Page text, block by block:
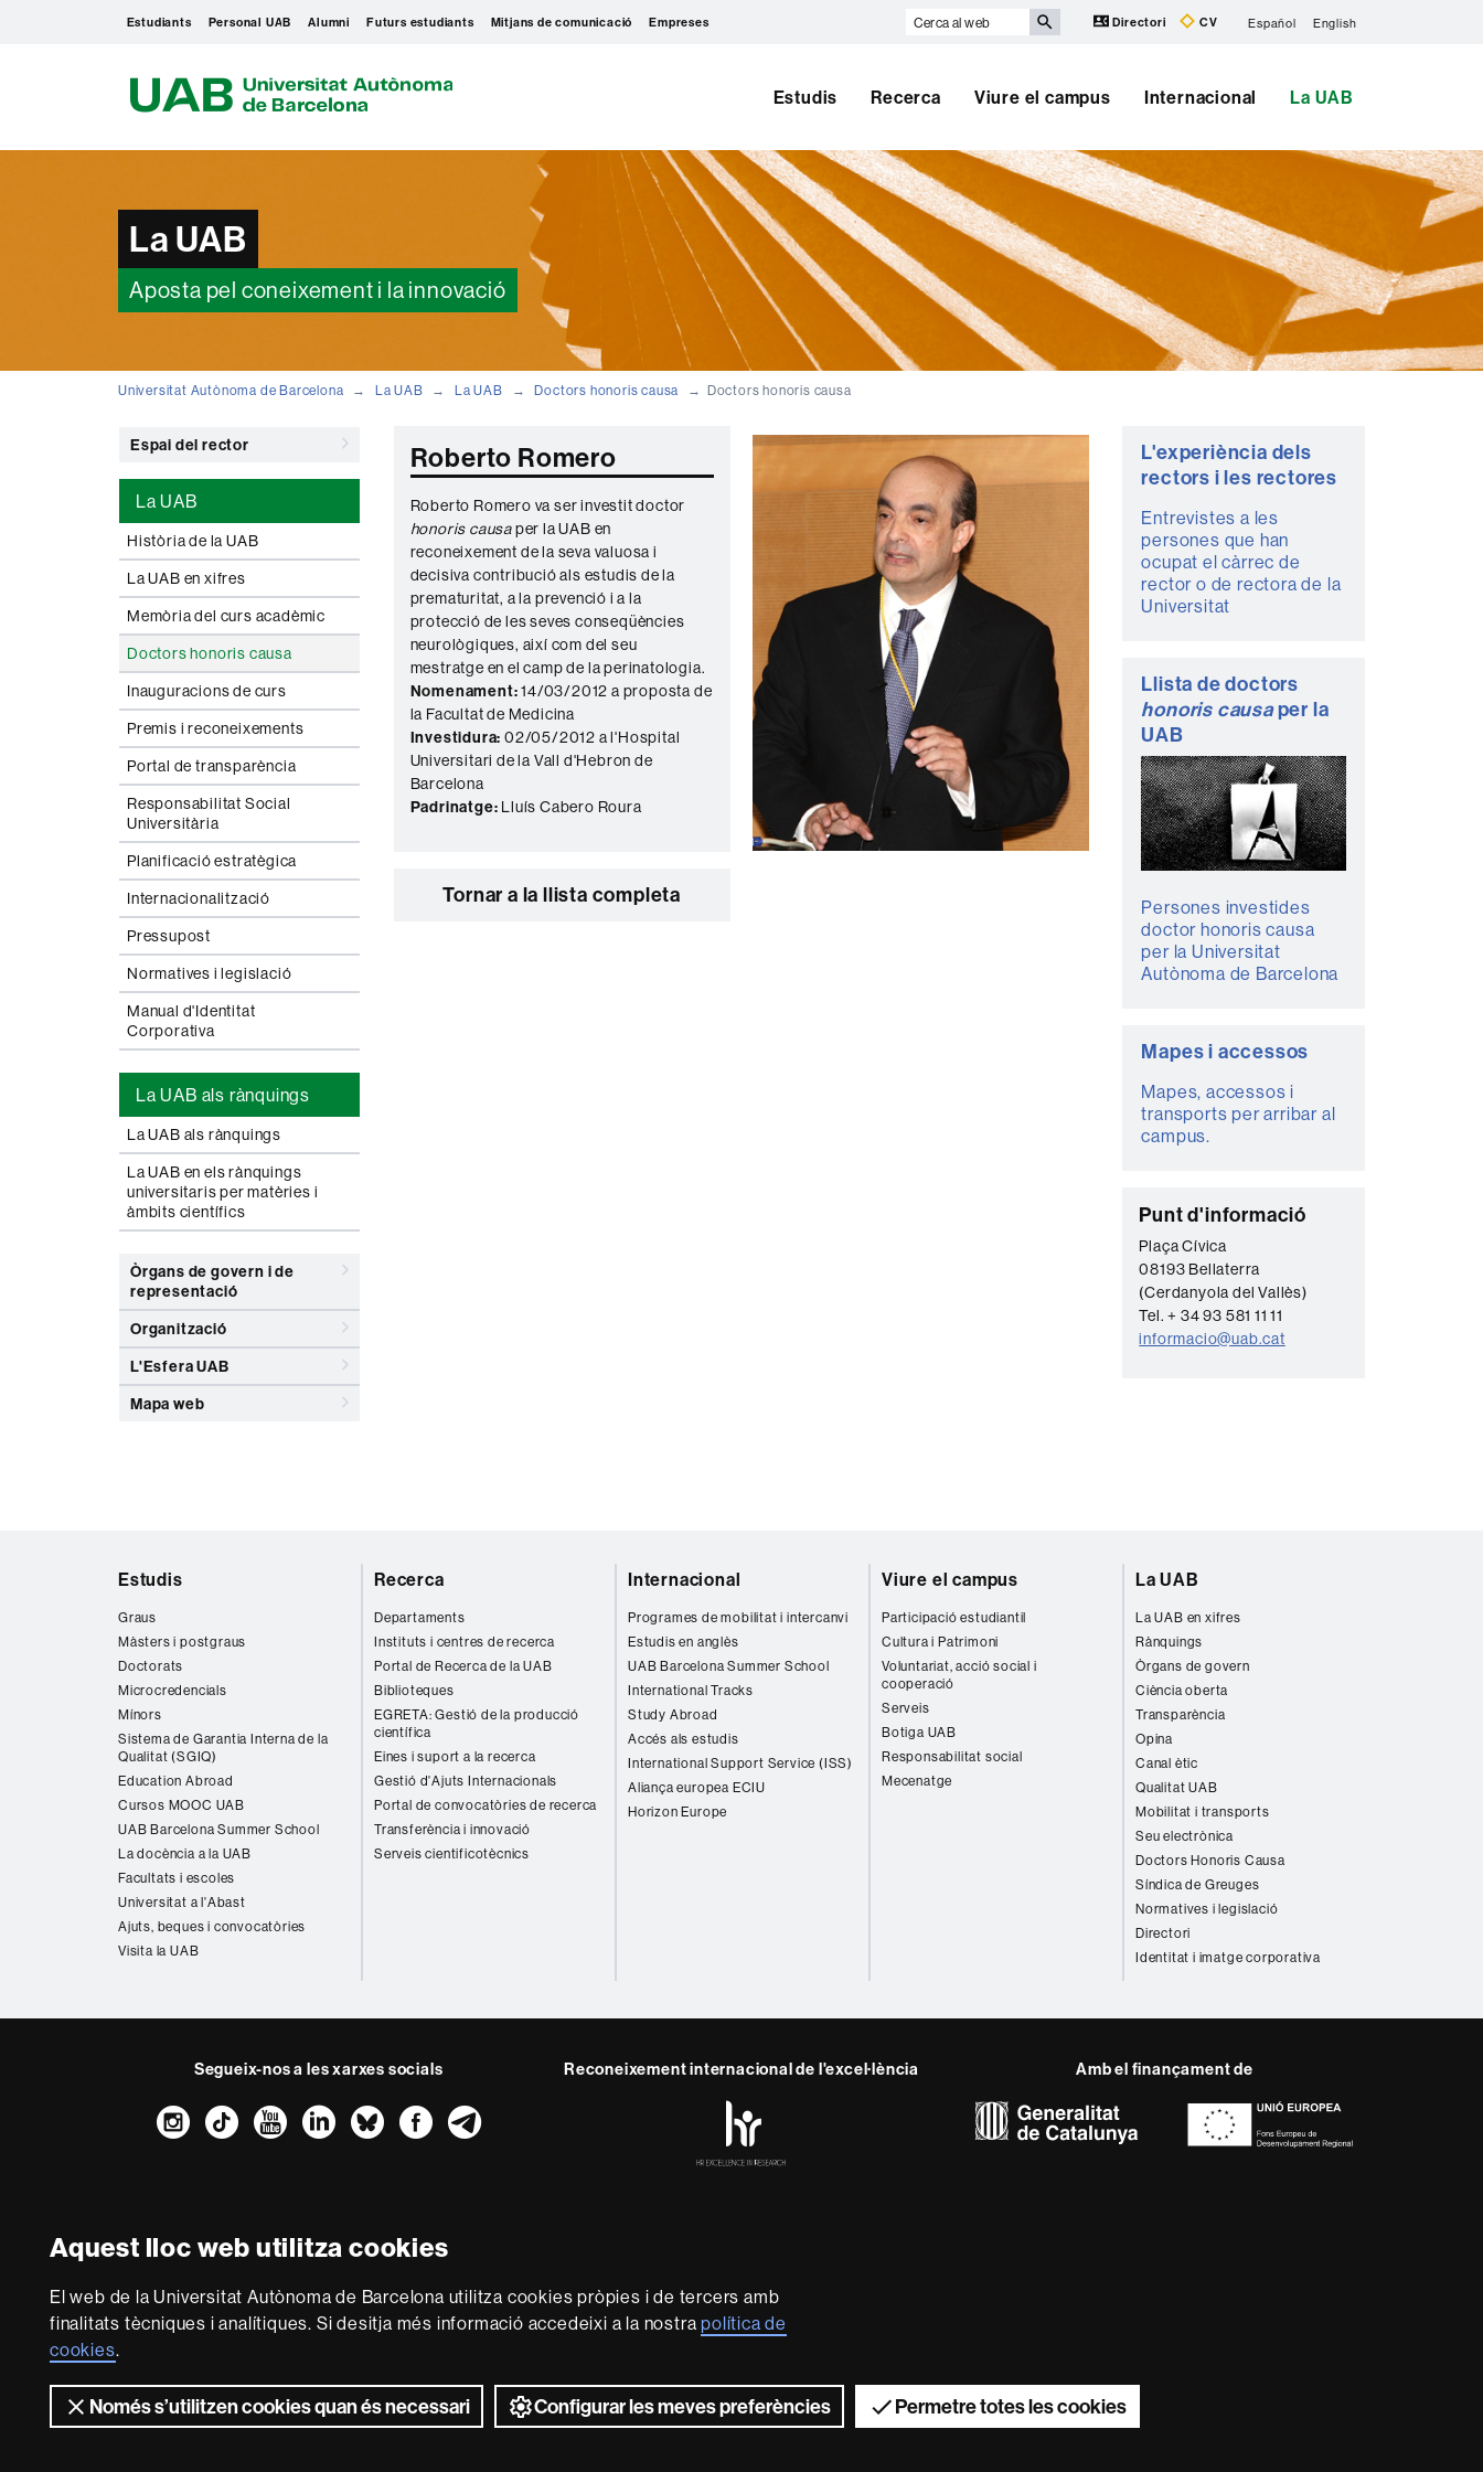
Aquest lloc web utilitza cookies
El web de la Universitat Autònoma de Barcelona utilitza cookies pròpies i de tercers amb
finalitats tècniques i analítiques. Si desitja més informació accedeixi a la nostrapolítica de
cookies.
Només s’utilitzen cookies quan és necessari Configurar les meves preferències Permetre totes les cookies
Estudiants Personal UAB Alumni Futurs estudiants Mitjans de comunicació Empreses
Cerca
Directori CV Español English
A
Estudis Recerca Viure el campus Internacional La UAB
La UAB
Aposta pel coneixement i la innovació
Universitat Autònoma de Barcelona La UAB La UAB Doctors honoris causa Doctors honoris causa
Espai del rector
La UAB
Història de la UAB
La UAB en xifres
Memòria del curs acadèmic
Doctors honoris causa
Inauguracions de curs
Premis i reconeixements
Portal de transparència
Responsabilitat Social
Universitària
Planificació estratègica
Internacionalització
Pressupost
Normatives i legislació
Manual d'Identitat
Corporativa
La UAB als rànquings
La UAB als rànquings
La UAB en els rànquings
universitaris per matèries i
àmbits científics
Òrgans de govern i de
representació
Organització
L'Esfera UAB
Mapa web
Roberto Romero
Roberto Romero va ser investit doctor
honoris causaper la UAB en
reconeixement de la seva valuosa i
decisiva contribució als estudis de la
prematuritat, a la prevenció i a la
protecció de les seves conseqüències
neurològiques, així com del seu
mestratge en el camp de la perinatologia.
Nomenament:14/03/2012 a proposta de
la Facultat de Medicina
Investidura: 02/05/2012 a l'Hospital
Universitari de la Vall d'Hebron de
Barcelona
Padrinatge: Lluís Cabero Roura
Tornar a la llista completa
Informació
complementària
L'experiència dels
rectors i les rectores
Entrevistes a les
persones que han
ocupat el càrrec de
rector o de rectora de la
Universitat
Llista de doctors
honoris causaper la
UAB
Persones investides
doctor honoris causa
per la Universitat
Autònoma de Barcelona
Mapes i accessos
Mapes, accessos i
transports per arribar al
campus.
C
o
n
t
a
Punt d'informació
Plaça Cívica
08193 Bellaterra
(Cerdanyola del Vallès)
Tel. + 34 93 581 11 11
informacio@uab.cat
Estudis
Graus
Màsters i postgraus
Doctorats
Microcredencials
Mínors
Sistema de Garantia Interna de la
Qualitat (SGIQ)
Education Abroad
Cursos MOOC UAB
UAB Barcelona Summer School
La docència a la UAB
Facultats i escoles
Universitat a l'Abast
Ajuts, beques i convocatòries
Visita la UAB
Recerca
Departaments
Instituts i centres de recerca
Portal de Recerca de la UAB
Biblioteques
EGRETA: Gestió de la producció
científica
Eines i suport a la recerca
Gestió d'Ajuts Internacionals
Portal de convocatòries de recerca
Transferència i innovació
Serveis cientificotècnics
Internacional
Programes de mobilitat i intercanvi
Estudis en anglès
UAB Barcelona Summer School
International Tracks
Study Abroad
Accés als estudis
International Support Service (ISS)
Aliança europea ECIU
Horizon Europe
Viure el campus
Participació estudiantil
Cultura i Patrimoni
Voluntariat, acció social i
cooperació
Serveis
Botiga UAB
Responsabilitat social
Mecenatge
La UAB
La UAB en xifres
Rànquings
Òrgans de govern
Ciència oberta
Transparència
Opina
Canal ètic
Qualitat UAB
Mobilitat i transports
Seu electrònica
Doctors Honoris Causa
Síndica de Greuges
Normatives i legislació
Directori
Identitat i imatge corporativa
Segueix-nos a les xarxes socials
Instagram
TikTokYouTube
LinkedIn
BlueskyFacebook
Telegram
Reconeixement internacional de l'excel·lència Amb el finançament de
web
Avís legal
Som una universitat capdavantera que imparteix una docència de qualitat i excel·lència, diversificada,
multidisciplinària i flexible, ajustada a les necessitats de la societat i adaptada als nous models de l'Europa
del coneixement. La UAB és reconeguda internacionalment per la qualitat i el caràcter innovador de la seva
2026 Universitat Autònoma de Barcelona